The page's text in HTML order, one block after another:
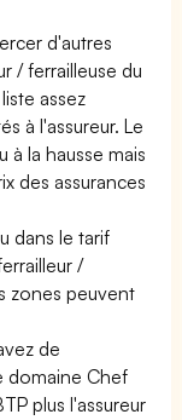
d'autres
/ ferrailleuse du
assez
à l'assureur. Le
à la hausse mais
des assurances
dans le tarif
/
zones peuvent
de
domaine Chef
plus l'assureur